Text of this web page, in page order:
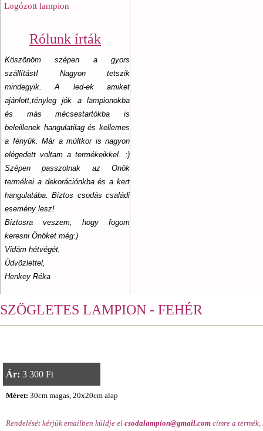
Logózott lampion
Rólunk írták
Köszönöm szépen a gyors
szállítást! Nagyon tetszik
mindegyik. A led-ek amiket
ajánlott,tényleg jók a lampionokba
és más mécsestartókba is
beleillenek hangulatilag és kellemes
a fényük. Már a múltkor is nagyon
elégedett voltam a termékeikkel. :)
Szépen passzolnak az Önök
termékei a dekorációnkba és a kert
hangulatába. Biztos csodás családi
esemény lesz!
Biztosra veszem, hogy fogom
keresni Önöket még:)
Vidám hétvégét,
Üdvözlettel,
Henkey Réka
SZÖGLETES LAMPION - FEHÉR
Ár: 3 300 Ft
Méret: 30cm magas, 20x20cm alap
Rendelését kérjük emailben küldje el csodalampion@gmail.com címre a termék,